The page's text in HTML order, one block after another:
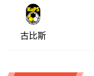
古比斯